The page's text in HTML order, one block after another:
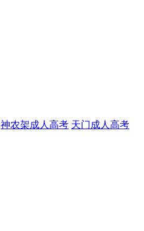
神农架成人高考 天门成人高考